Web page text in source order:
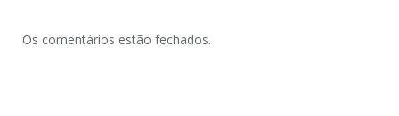
Os comentários estão fechados.